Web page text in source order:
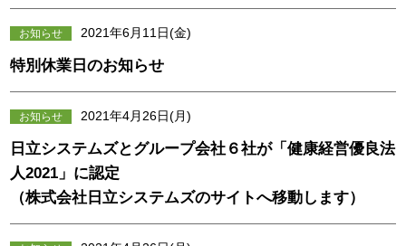
お知らせ 2021年6月11日(金)
特別休業日のお知らせ
お知らせ 2021年4月26日(月)
日立システムズとグループ会社６社が「健康経営優良法
人2021」に認定
（株式会社日立システムズのサイトへ移動します）